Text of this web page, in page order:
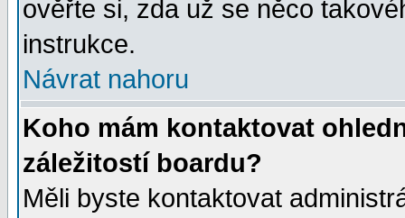
ověřte si, zda už se něco
instrukce.
Návrat nahoru
Koho mám kontaktovat
záležitostí boardu?
Měli byste kontaktovat